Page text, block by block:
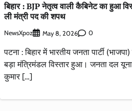
बिहार : BJP नेतृत्व वाली कैबिनेट का हुआ
ली मंत्री पद की शपथ
NewsXpoz May 8, 2026 0
पटना : बिहार में भारतीय जनता पार्टी
बड़ा मंत्रिमंडल विस्तार हुआ। जनता दल
कुमार […]